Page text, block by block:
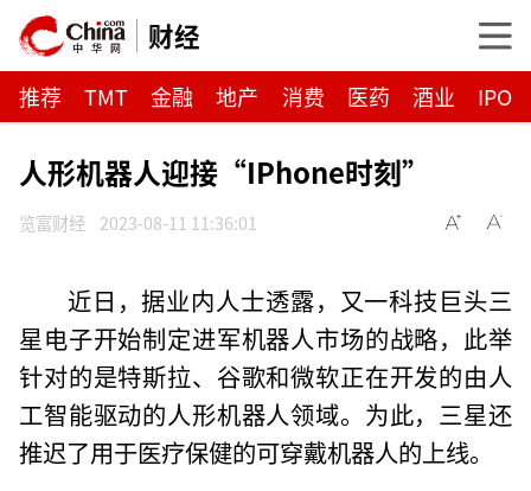
财经
推荐 TMT 金融 地产 消费 医药 酒业 IPO
人形机器人迎接“IPhone时刻”
览富财经 2023-08-11 11:36:01
近日，据业内人士透露，又一科技巨头三
星电子开始制定进军机器人市场的战略，此举
针对的是特斯拉、谷歌和微软正在开发的由人
工智能驱动的人形机器人领域。为此，三星还
推迟了用于医疗保健的可穿戴机器人的上线。